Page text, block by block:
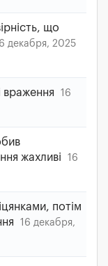
що
декабря, 2025
враження
16
жахливі
16
потім
16 декабря,